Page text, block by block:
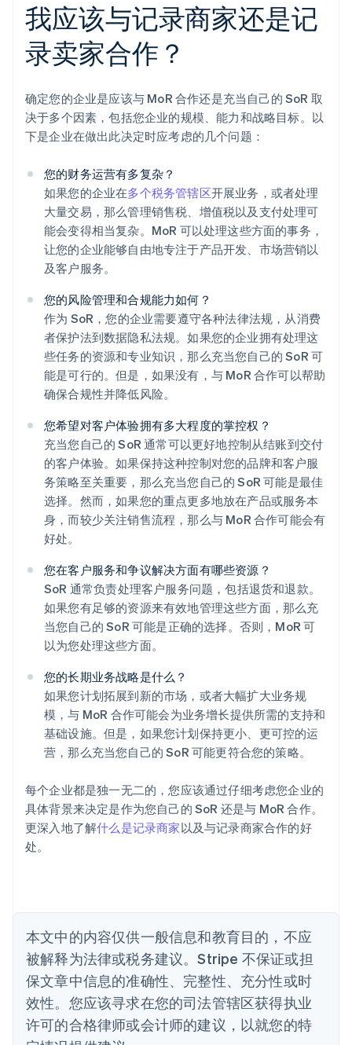
我应该与记录商家还是记
录卖家合作？
确定您的企业是应该与 MoR 合作还是充当自己的 SoR 取
决于多个因素，包括您企业的规模、能力和战略目标。以
下是企业在做出此决定时应考虑的几个问题：
您的财务运营有多复杂？
如果您的企业在多个税务管辖区开展业务，或者处理
大量交易，那么管理销售税、增值税以及支付处理可
能会变得相当复杂。MoR 可以处理这些方面的事务，
让您的企业能够自由地专注于产品开发、市场营销以
及客户服务。
您的风险管理和合规能力如何？
作为 SoR，您的企业需要遵守各种法律法规，从消费
者保护法到数据隐私法规。如果您的企业拥有处理这
些任务的资源和专业知识，那么充当您自己的 SoR 可
能是可行的。但是，如果没有，与 MoR 合作可以帮助
确保合规性并降低风险。
您希望对客户体验拥有多大程度的掌控权？
充当您自己的 SoR 通常可以更好地控制从结账到交付
的客户体验。如果保持这种控制对您的品牌和客户服
务策略至关重要，那么充当您自己的 SoR 可能是最佳
选择。然而，如果您的重点更多地放在产品或服务本
身，而较少关注销售流程，那么与 MoR 合作可能会有
好处。
您在客户服务和争议解决方面有哪些资源？
SoR 通常负责处理客户服务问题，包括退货和退款。
如果您有足够的资源来有效地管理这些方面，那么充
当您自己的 SoR 可能是正确的选择。否则，MoR 可
以为您处理这些方面。
您的长期业务战略是什么？
如果您计划拓展到新的市场，或者大幅扩大业务规
模，与 MoR 合作可能会为业务增长提供所需的支持和
基础设施。但是，如果您计划保持更小、更可控的运
营，那么充当您自己的 SoR 可能更符合您的策略。
每个企业都是独一无二的，您应该通过仔细考虑您企业的
具体背景来决定是作为您自己的 SoR 还是与 MoR 合作。
更深入地了解什么是记录商家以及与记录商家合作的好
处。
本文中的内容仅供一般信息和教育目的，不应
被解释为法律或税务建议。Stripe 不保证或担
保文章中信息的准确性、完整性、充分性或时
效性。您应该寻求在您的司法管辖区获得执业
许可的合格律师或会计师的建议，以就您的特
阿联酋
English
爱尔兰
English
爱沙尼亚
English
澳大利亚
English
巴西
English
丹麦
English
德国
DeutschEnglish
法国
FrançaisEnglish